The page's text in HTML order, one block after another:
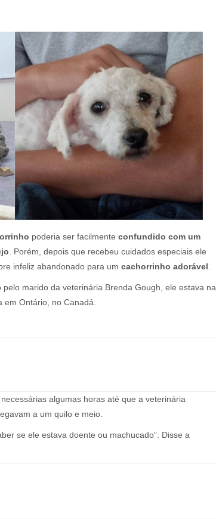
poderia ser facilmente confundido com um
. Porém, depois que recebeu cuidados especiais ele
infeliz abandonado para um cachorrinho adorável
pelo marido da veterinária Brenda Gough, ele estava na
em Ontário, no Canadá.
algumas horas até que a veterinária
a um quilo e meio.
se ele estava doente ou machucado”. Disse a